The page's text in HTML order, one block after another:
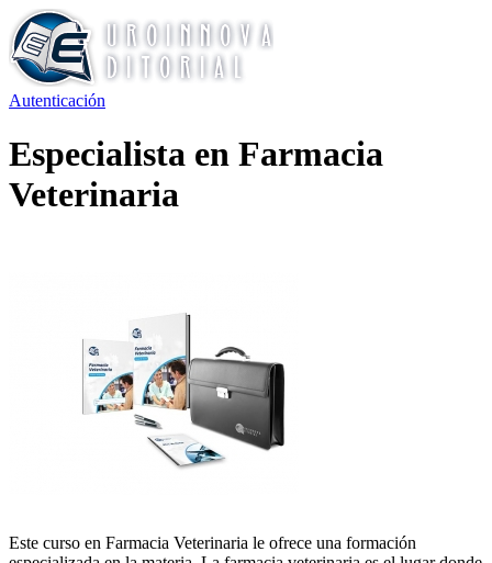
Autenticación
Especialista en Farmacia
Veterinaria
Este curso en Farmacia Veterinaria le ofrece una formación